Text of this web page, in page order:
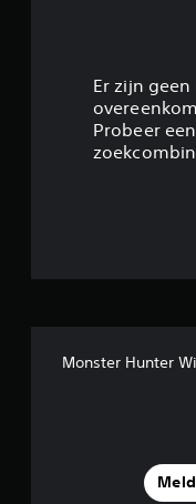
Er zijn
Probeer
Monster Hunter